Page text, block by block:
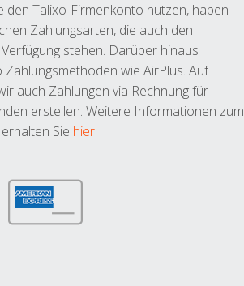
den Talixo-Firmenkonto nutzen, haben
Zahlungsarten, die auch den
stehen. Darüber hinaus
wie AirPlus. Auf
auch Zahlungen via Rechnung für
erstellen. Weitere Informationen zum
Sie hier.